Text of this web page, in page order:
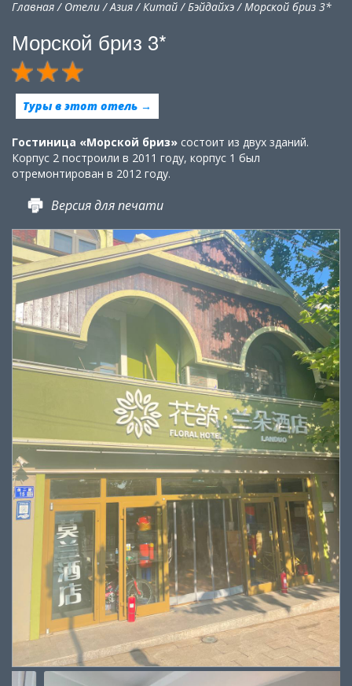
Главная/ Отели/Азия/Китай/Бэйдайхэ /Морской бриз 3*
Морской бриз 3*
Туры в этот отель →
Гостиница «Морской бриз» состоит из двух зданий.
Корпус 2 построили в 2011 году, корпус 1 был
отремонтирован в 2012 году.
Версия для печати